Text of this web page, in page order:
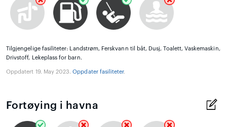
Tilgjengelige fasiliteter: Landstrøm, Ferskvann til båt, Dusj, Toalett, Vaskemaskin,
Drivstoff, Lekeplass for barn.
Oppdatert 19. May 2023.Oppdater fasiliteter.
Fortøying i havna